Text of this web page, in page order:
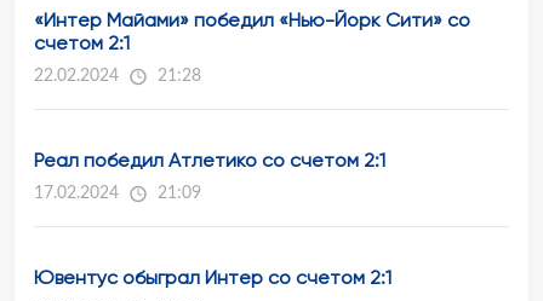
«Интер Майами» победил «Нью-Йорк Сити» со
счетом 2:1
22.02.2024 21:28
Реал победил Атлетико со счетом 2:1
17.02.2024 21:09
Ювентус обыграл Интер со счетом 2:1